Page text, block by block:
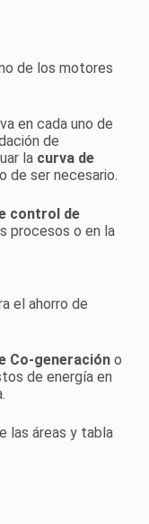
de los motores
en cada uno de
de
la curva de
de ser necesario.
control de
procesos o en la
el ahorro de
Co-generacióno
de energía en
las áreas y tabla